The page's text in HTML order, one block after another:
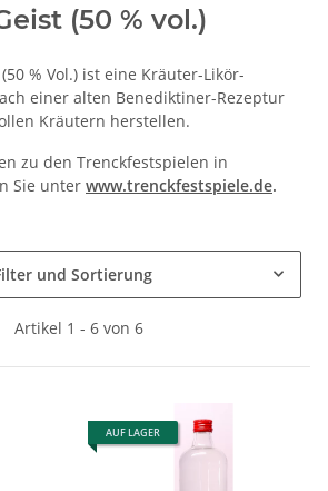
(50 % vol.)
(50 % Vol.) ist eine Kräuter-Likör-
einer alten Benediktiner-Rezeptur
Kräutern herstellen.
zu den Trenckfestspielen in
Sie unter www.trenckfestspiele.de.
und Sortierung
Artikel 1 - 6 von 6
AUF LAGER